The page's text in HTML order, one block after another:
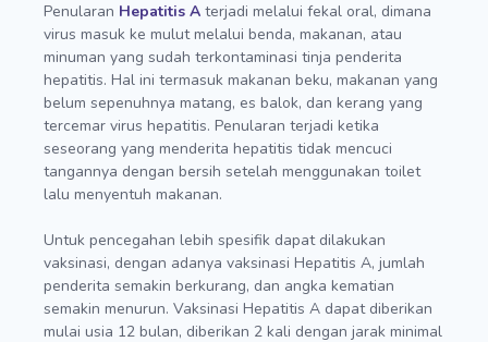
Penularan Hepatitis A terjadi melalui fekal oral, dimana
virus masuk ke mulut melalui benda, makanan, atau
minuman yang sudah terkontaminasi tinja penderita
hepatitis. Hal ini termasuk makanan beku, makanan yang
belum sepenuhnya matang, es balok, dan kerang yang
tercemar virus hepatitis. Penularan terjadi ketika
seseorang yang menderita hepatitis tidak mencuci
tangannya dengan bersih setelah menggunakan toilet
lalu menyentuh makanan.
Untuk pencegahan lebih spesifik dapat dilakukan
vaksinasi, dengan adanya vaksinasi Hepatitis A, jumlah
penderita semakin berkurang, dan angka kematian
semakin menurun. Vaksinasi Hepatitis A dapat diberikan
mulai usia 12 bulan, diberikan 2 kali dengan jarak minimal